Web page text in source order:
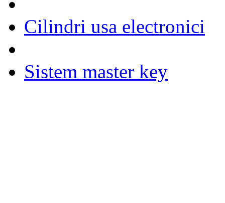
Cilindri usa electronici
Sistem master key